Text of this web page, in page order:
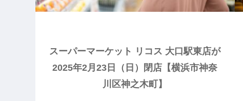
スーパーマーケット リコス 大口駅東店が
2025年2月23日（日）閉店【横浜市神奈
川区神之木町】